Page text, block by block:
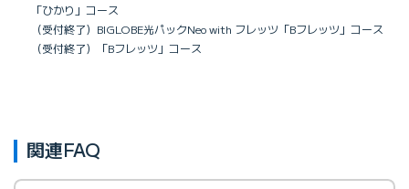
「ひかり」コース
（受付終了）BIGLOBE光パックNeo with フレッツ「Bフレッツ」コース
（受付終了）「Bフレッツ」コース
関連FAQ